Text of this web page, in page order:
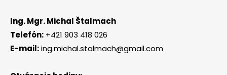
Ing. Mgr. Michal Štalmach
Telefón: +421 903 418 026
E-mail:ing.michal.stalmach@gmail.com